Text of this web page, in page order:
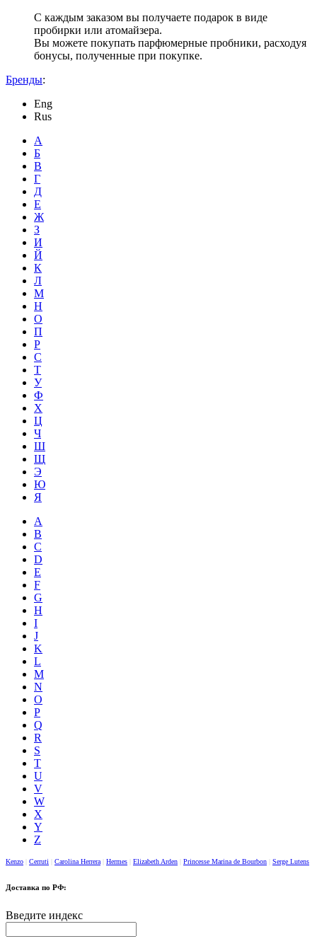
С каждым заказом вы получаете подарок в виде
пробирки или атомайзера.
Вы можете покупать парфюмерные пробники, расходуя
бонусы, полученные при покупке.
Бренды:
Eng
Rus
А
Б
В
Г
Д
Е
Ж
З
И
Й
К
Л
М
Н
О
П
Р
С
Т
У
Ф
Х
Ц
Ч
Ш
Щ
Э
Ю
Я
A
B
C
D
E
F
G
H
I
J
K
L
M
N
O
P
Q
R
S
T
U
V
W
X
Y
Z
Kenzo Cerruti Carolina Herrera Hermes Elizabeth Arden Princesse Marina de Bourbon Serge Lutens
Доставка по РФ:
Введите индекс